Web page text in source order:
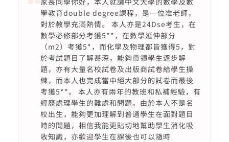
學教育double degree課程，是一位准老師，
對於教學充滿熱情。 本人亦是24Dse考生，在
數學必修部分考獲5**，在數學延伸部分
（m2）考獲5*，而化學及物理都皆獲得5，對
於考試題目了解甚深，能夠帶領學生逐步解
題，亦有大量名校試卷及出版商試卷給學生操
練，而本人也完成當中絕大部分的試卷而最後
考獲5**。 本人亦有兩年的教班和私補經驗，有
經歷處理學生的難處和問題。由於本人不是名
校出生，能夠更加理解到普通學生在面對題目
時的問題，相信我能更貼切地幫助學生消化吸
收知識，亦歡迎學生在課後也可以隨時